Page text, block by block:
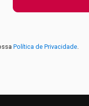
Política de Privacidade.